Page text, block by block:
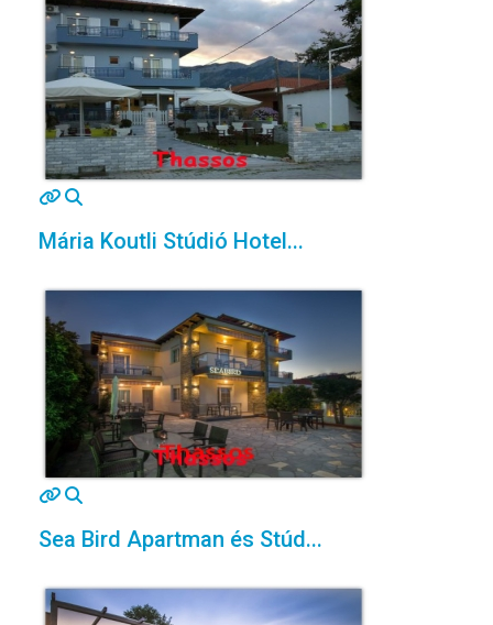
MOD_JTCS_VIEW_ARTICLE_LINK
Mária Koutli Stúdió Hotel...
MOD_JTCS_VIEW_ARTICLE_LINK
Sea Bird Apartman és Stúd...